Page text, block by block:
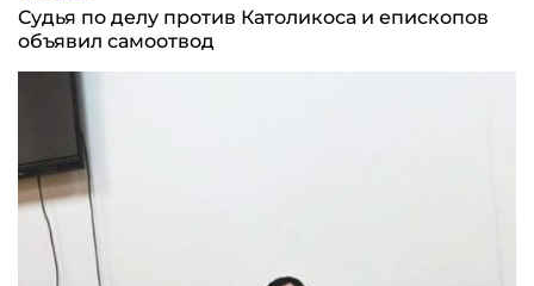
Судья по делу против Католикоса и епископов
объявил самоотвод